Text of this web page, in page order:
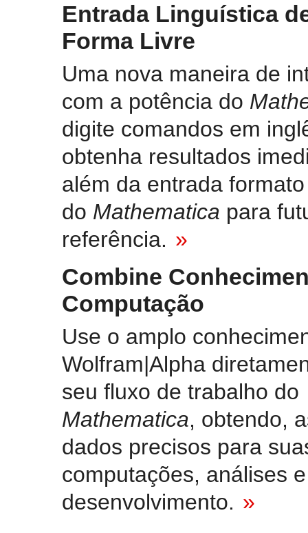
Entrada Linguística
Forma Livre
Uma nova maneira de
com a potência do
digite comandos em
obtenha resultados
além da entrada
do Mathematica para
referência. »
Combine
Computação
Use o amplo
Wolfram|Alpha
seu fluxo de trabalho do
Mathematica, obtendo,
dados precisos para
computações, análises e
desenvolvimento. »